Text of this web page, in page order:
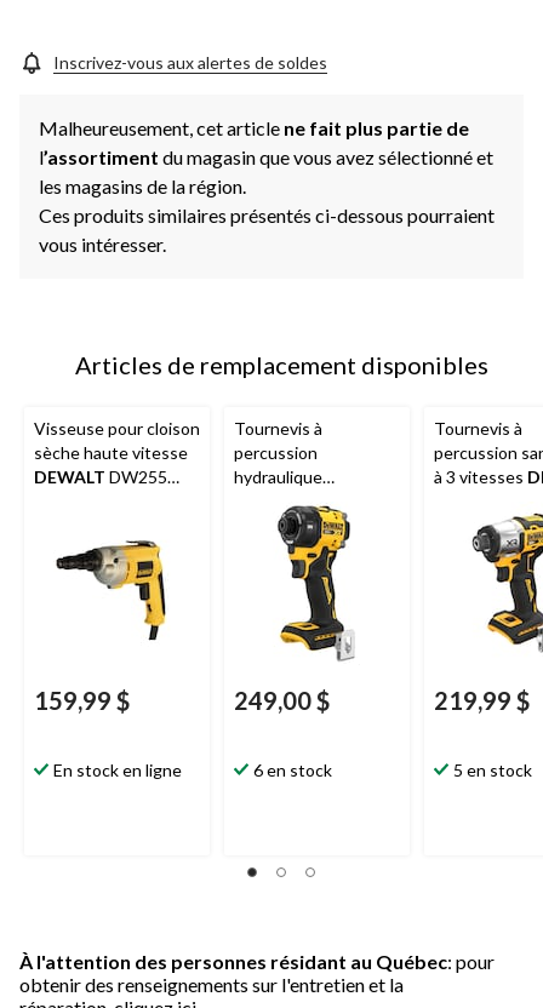
Inscrivez-vous aux alertes de soldes
Malheureusement, cet article ne fait plus partie de
l’assortiment du magasin que vous avez sélectionné et
les magasins de la région.
Ces produits similaires présentés ci-dessous pourraient
vous intéresser.
Articles de remplacement disponibles
Visseuse pour cloison
sèche haute vitesse
DEWALT DW255
159,99 $
En stock en ligne
Tournevis à
percussion
hydraulique
silencieuxDEWALT
MAX XR 20 V, 1/4 po
249,00 $
6 en stock
Tournevis à
percussion
à 3 vitesses
XR, outil seul
219,99 $
5 en stock
À l'attention des personnes résidant au Québec: pour
obtenir des renseignements sur l'entretien et la